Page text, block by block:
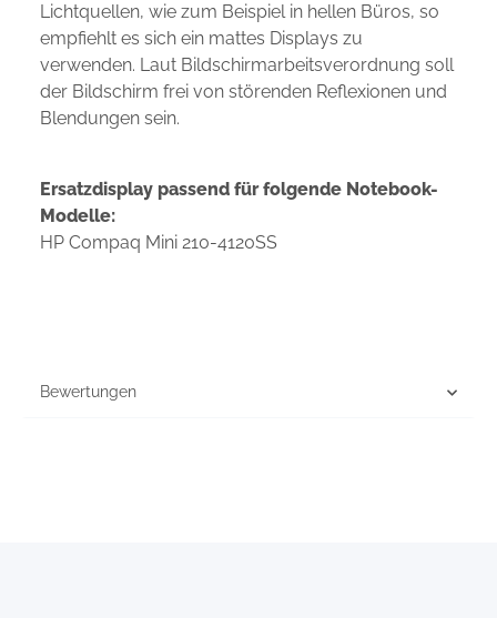
Lichtquellen, wie zum Beispiel in hellen Büros, so
empfiehlt es sich ein mattes Displays zu
verwenden. Laut Bildschirmarbeitsverordnung soll
der Bildschirm frei von störenden Reflexionen und
Blendungen sein.
Ersatzdisplay passend für folgende Notebook-
Modelle:
HP Compaq Mini 210-4120SS
Bewertungen